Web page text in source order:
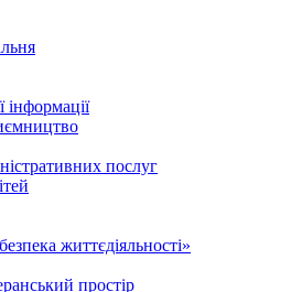
інформації
послуг
життєдіяльності»
простір